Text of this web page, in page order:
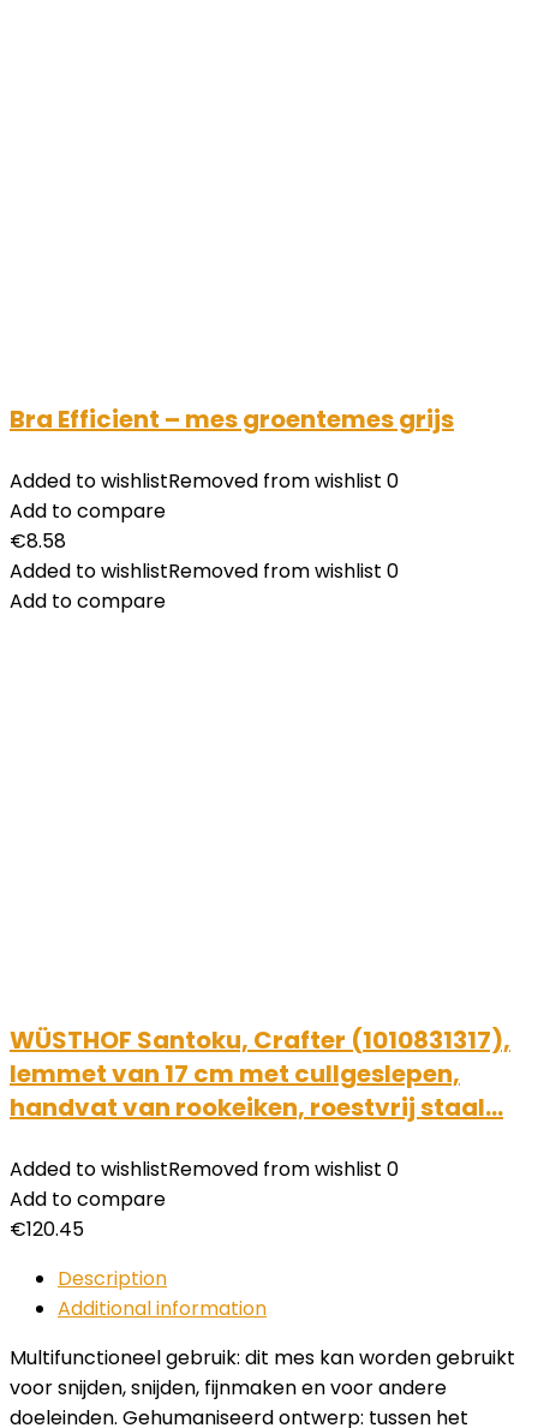
Bra Efficient – mes groentemes grijs
Added to wishlistRemoved from wishlist 0
Add to compare
€8.58
Added to wishlistRemoved from wishlist 0
Add to compare
WÜSTHOF Santoku, Crafter (1010831317),
lemmet van 17 cm met cullgeslepen,
handvat van rookeiken, roestvrij staal…
Added to wishlistRemoved from wishlist 0
Add to compare
€120.45
Description
Additional information
Multifunctioneel gebruik: dit mes kan worden gebruikt
voor snijden, snijden, fijnmaken en voor andere
doeleinden. Gehumaniseerd ontwerp: tussen het